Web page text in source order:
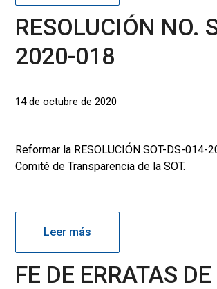
RESOLUCIÓN NO.
2020-018
14 de octubre de 2020
Reformar la RESOLUCIÓN SOT-DS-014-
Comité de Transparencia de la SOT.
Leer más
FE DE ERRATAS